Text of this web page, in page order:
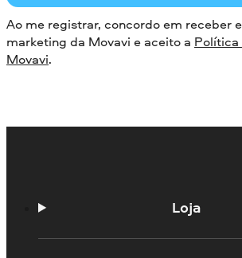
Ao me registrar, concordo em receber
marketing da Movavi e aceito a
Movavi.
Loja